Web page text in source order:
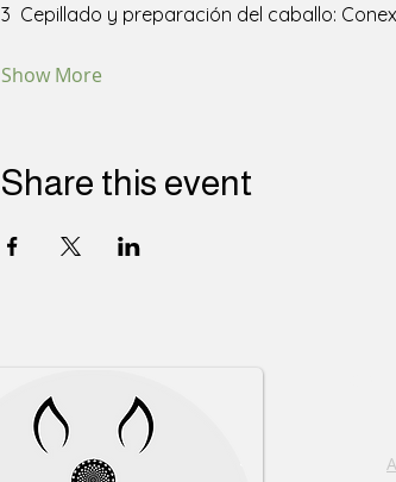
3  Cepillado y preparación del caballo:
Show More
Share this event